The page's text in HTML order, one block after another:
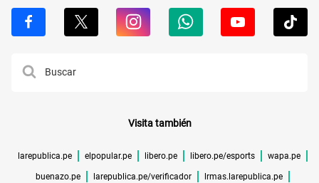
Visita también
larepublica.pe elpopular.pe libero.pe libero.pe/esports wapa.pe
buenazo.pe larepublica.pe/verificador lrmas.larepublica.pe